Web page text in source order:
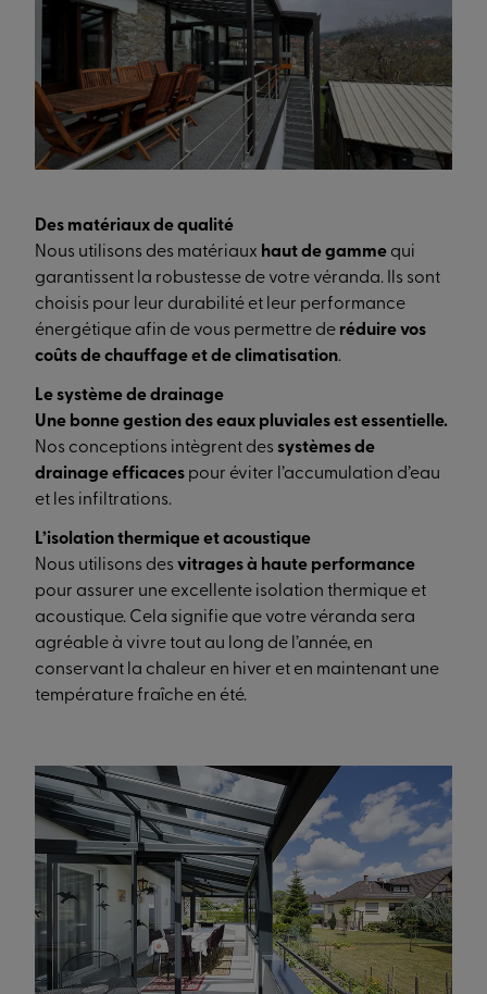
Des matériaux de qualité
Nous utilisons des matériaux haut de gamme qui
garantissent la robustesse de votre véranda. Ils sont
choisis pour leur durabilité et leur performance
énergétique afin de vous permettre de réduire vos
coûts de chauffage et de climatisation.
Le système de drainage
Une bonne gestion des eaux pluviales est essentielle.
Nos conceptions intègrent des systèmes de
drainage efficaces pour éviter l’accumulation d’eau
et les infiltrations.
L’isolation thermique et acoustique
Nous utilisons des vitrages à haute performance
pour assurer une excellente isolation thermique et
acoustique. Cela signifie que votre véranda sera
agréable à vivre tout au long de l’année, en
conservant la chaleur en hiver et en maintenant une
température fraîche en été.